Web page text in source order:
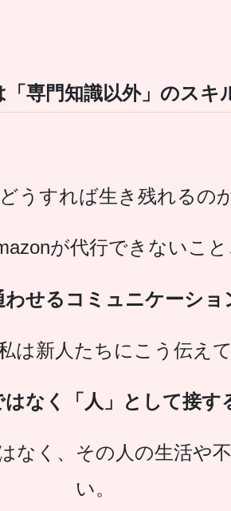
専門知識以外」のスキ
うすれば生き残れるの
が代行できないこと
せるコミュニケーショ
は新人たちにこう伝えて
はなく「人」として接す
なく、その人の生活や
い。